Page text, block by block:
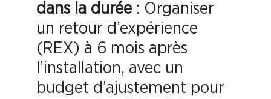
dans la durée: Organiser
un retour d’expérience
(REX) à 6 mois après
l’installation, avec un
budget d’ajustement pour